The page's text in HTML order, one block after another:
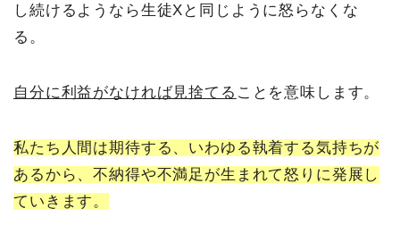
し続けるようなら生徒Xと同じように怒らなくな
る。
自分に利益がなければ見捨てる ことを意味します。
私たち人間は期待する、いわゆる執着する気持ちが
あるから、不納得や不満足が生まれて怒りに発展し
ていきます。